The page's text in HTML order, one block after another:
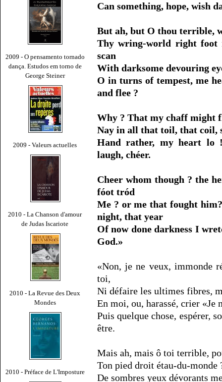
2009 - O pensamento tornado
dança. Estudos em torno de
George Steiner
2009 - Valeurs actuelles
2010 - La Chanson d'amour
de Judas Iscariote
2010 - La Revue des Deux
Mondes
2010 - Préface de L'Imposture
Can something, hope, wish
But ah, but O thou terrible,
Thy wring-world right foot
scan
With darksome devouring
O in turns of tempest, me
and flee ?
Why ? That my chaff might
Nay in all that toil, that coil,
Hand rather, my heart lo
laugh, chéer.
Cheer whom though ? the
fóot tród
Me ? or me that fought
night, that year
Of now done darkness I
God.»
«Non, je ne veux, immonde
toi,
Ni défaire les ultimes fibres,
En moi, ou, harassé, crier «Je
Puis quelque chose, espérer,
être.
Mais ah, mais ô toi terrible,
Ton pied droit étau-du-
De sombres yeux dévorants